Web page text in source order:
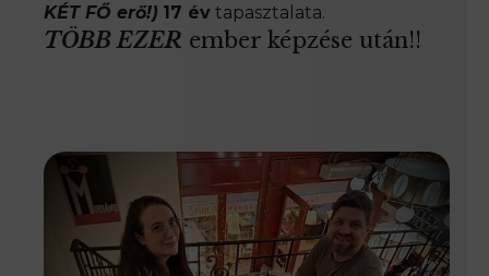
KÉT FŐ erő!) 17 év tapasztalata.
TÖBB EZER ember képzése után!!